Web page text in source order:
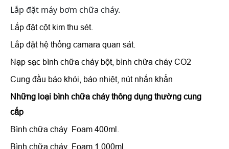
Lắp đặt máy bơm chữa cháy.
Lắp đặt cột kim thu sét.
Lắp đặt hệ thống camara quan sát.
Nạp sạc bình chữa cháy bột, bình chữa cháy CO2
Cung đầu báo khói, báo nhiệt, nút nhấn khẩn
Những loại bình chữa cháy thông dụng thường cung
cấp
Bình chữa cháy Foam 400ml.
Bình chữa cháy Foam 1.000ml.